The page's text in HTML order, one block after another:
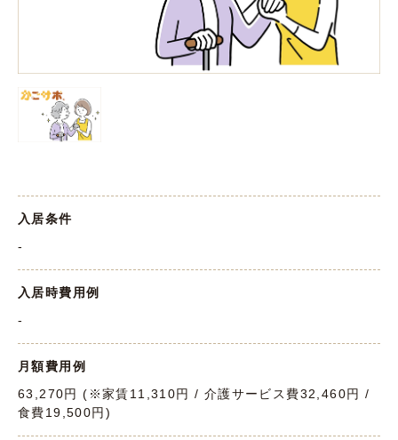
入居条件
-
入居時費用例
-
月額費用例
63,270円 (※家賃11,310円 / 介護サービス費32,460円 /
食費19,500円)